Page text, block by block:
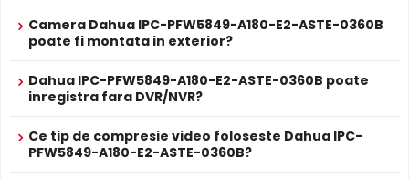
utila pentru verificarea evenimentelor si conversatiilor din
zona monitorizata.
True WDR
camerei Dahua IPC-PFW5849-A180-E2-ASTE-0360B,
compenseaza atat imaginea din prim plan, cat si
Alarma
si 1 iesire alarma
ALIMENTARE
Sursa de alimentare NU este inclusa
Alimentare
Da
NVR sau Switch POE
PROSPECT PRODUCATOR
Camera Dahua IPC-PFW5849-A180-E2-ASTE-0360B
poate fi montata in exterior?
Dahua IPC-PFW5849-A180-E2-ASTE-0360B poate
inregistra fara DVR/NVR?
Ce tip de compresie video foloseste Dahua IPC-
PFW5849-A180-E2-ASTE-0360B?